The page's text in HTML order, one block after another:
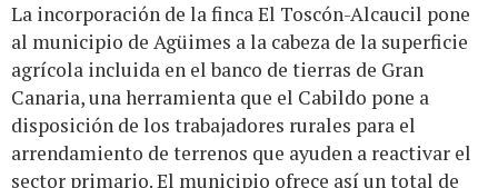
La incorporación de la finca El Toscón-Alcaucil pone
al municipio de Agüimes a la cabeza de la superficie
agrícola incluida en el banco de tierras de Gran
Canaria, una herramienta que el Cabildo pone a
disposición de los trabajadores rurales para el
arrendamiento de terrenos que ayuden a reactivar el
sector primario. El municipio ofrece así un total de